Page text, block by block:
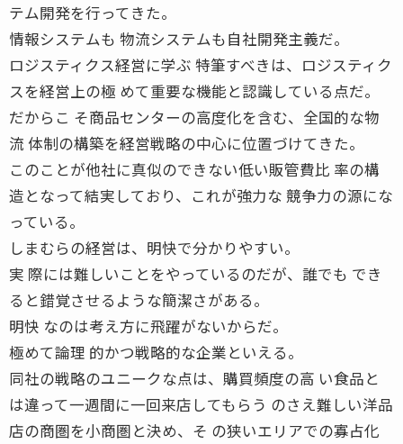
テム開発を行ってきた。
情報システムも 物流システムも自社開発主義だ。
ロジスティクス経営に学ぶ 特筆すべきは、ロジスティク
スを経営上の極 めて重要な機能と認識している点だ。
だからこ そ商品センターの高度化を含む、全国的な物
流 体制の構築を経営戦略の中心に位置づけてきた。
このことが他社に真似のできない低い販管費比 率の構
造となって結実しており、これが強力な 競争力の源にな
っている。
しまむらの経営は、明快で分かりやすい。
実 際には難しいことをやっているのだが、誰でも でき
ると錯覚させるような簡潔さがある。
明快 なのは考え方に飛躍がないからだ。
極めて論理 的かつ戦略的な企業といえる。
同社の戦略のユニークな点は、購買頻度の高 い食品と
は違って一週間に一回来店してもらう のさえ難しい洋品
店の商圏を小商圏と決め、そ の狭いエリアでの寡占化